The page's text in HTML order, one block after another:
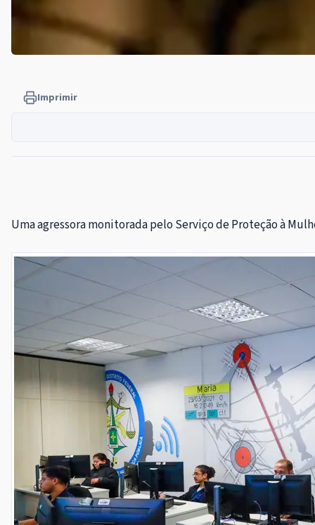
Imprimir
Uma agressora monitorada pelo Serviço de Proteção à